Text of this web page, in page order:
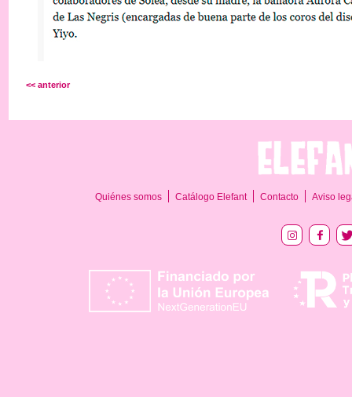
<< anterior
Quiénes somos Catálogo Elefant Contacto Aviso